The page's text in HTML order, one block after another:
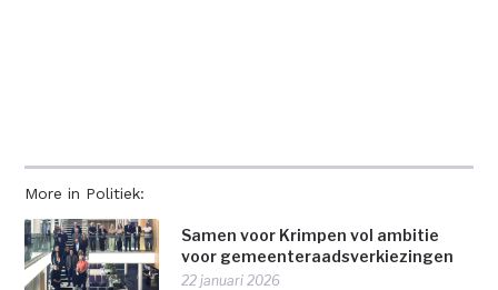
More in Politiek:
Samen voor Krimpen vol ambitie
voor gemeenteraadsverkiezingen
22 januari 2026